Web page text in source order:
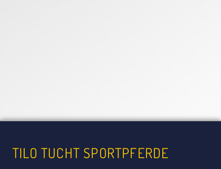
TILO TUCHT SPORTPFERDE